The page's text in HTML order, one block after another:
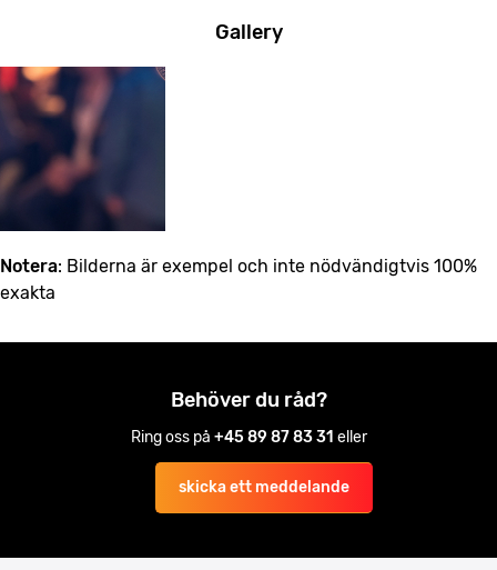
Gallery
Notera: Bilderna är exempel och inte nödvändigtvis 100%
exakta
Behöver du råd?
Ring oss på +45 89 87 83 31 eller
skicka ett meddelande